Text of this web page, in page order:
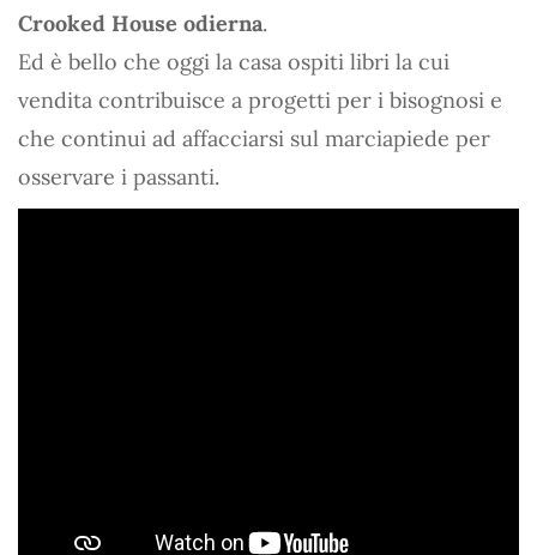
Crooked House odierna.
Ed è bello che oggi la casa ospiti libri la cui
vendita contribuisce a progetti per i bisognosi e
che continui ad affacciarsi sul marciapiede per
osservare i passanti.